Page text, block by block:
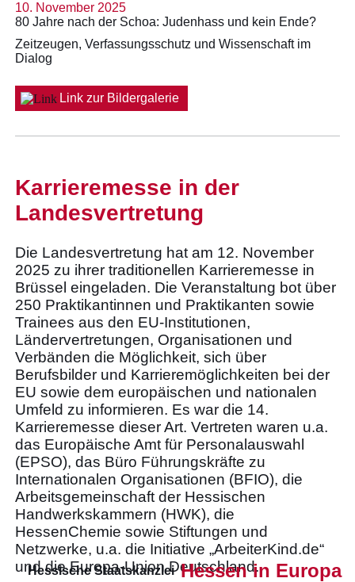
Hessen in Europa
10. November 2025
80 Jahre nach der Schoa: Judenhass und kein Ende?
Zeitzeugen, Verfassungsschutz und Wissenschaft im
Dialog
Link zur Bildergalerie
Karrieremesse in der
Landesvertretung
Die Landesvertretung hat am 12. November
2025 zu ihrer traditionellen Karrieremesse in
Brüssel eingeladen. Die Veranstaltung bot über
250 Praktikantinnen und Praktikanten sowie
Trainees aus den EU-Institutionen,
Ländervertretungen, Organisationen und
Verbänden die Möglichkeit, sich über
Berufsbilder und Karrieremöglichkeiten bei der
EU sowie dem europäischen und nationalen
Umfeld zu informieren. Es war die 14.
Karrieremesse dieser Art. Vertreten waren u.a.
das Europäische Amt für Personalauswahl
(EPSO), das Büro Führungskräfte zu
Internationalen Organisationen (BFIO), die
Arbeitsgemeinschaft der Hessischen
Handwerkskammern (HWK), die
HessenChemie sowie Stiftungen und
Netzwerke, u.a. die Initiative „ArbeiterKind.de“
und die Europa-Union Deutschland.
Hessische Staatskanzlei